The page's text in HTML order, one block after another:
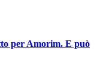
per Amorim. E può